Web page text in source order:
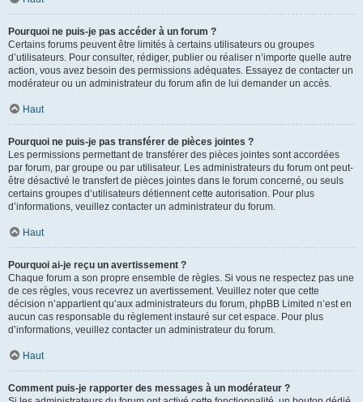
Pourquoi ne puis-je pas accéder à un forum ?
Certains forums peuvent être limités à certains utilisateurs ou groupes
d’utilisateurs. Pour consulter, rédiger, publier ou réaliser n’importe quelle autre
action, vous avez besoin des permissions adéquates. Essayez de contacter un
modérateur ou un administrateur du forum afin de lui demander un accès.
Haut
Pourquoi ne puis-je pas transférer de pièces jointes ?
Les permissions permettant de transférer des pièces jointes sont accordées
par forum, par groupe ou par utilisateur. Les administrateurs du forum ont peut-
être désactivé le transfert de pièces jointes dans le forum concerné, ou seuls
certains groupes d’utilisateurs détiennent cette autorisation. Pour plus
d’informations, veuillez contacter un administrateur du forum.
Haut
Pourquoi ai-je reçu un avertissement ?
Chaque forum a son propre ensemble de règles. Si vous ne respectez pas une
de ces règles, vous recevrez un avertissement. Veuillez noter que cette
décision n’appartient qu’aux administrateurs du forum, phpBB Limited n’est en
aucun cas responsable du règlement instauré sur cet espace. Pour plus
d’informations, veuillez contacter un administrateur du forum.
Haut
Comment puis-je rapporter des messages à un modérateur ?